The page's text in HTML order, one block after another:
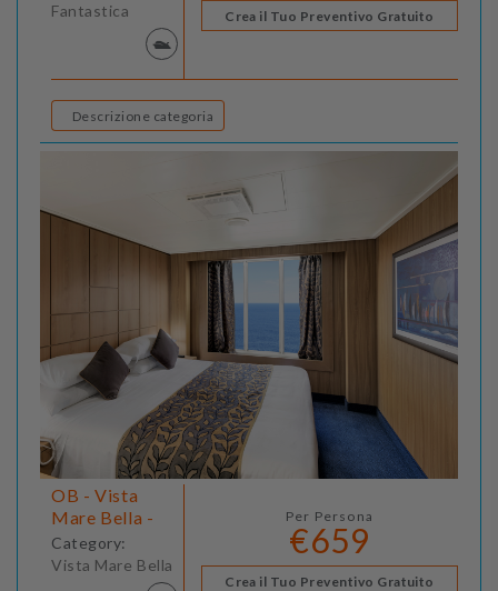
Fantastica
Crea il Tuo Preventivo Gratuito
Descrizione categoria
OB - Vista
Mare Bella -
Category:
Vista Mare Bella
Per Persona
€659
Crea il Tuo Preventivo Gratuito